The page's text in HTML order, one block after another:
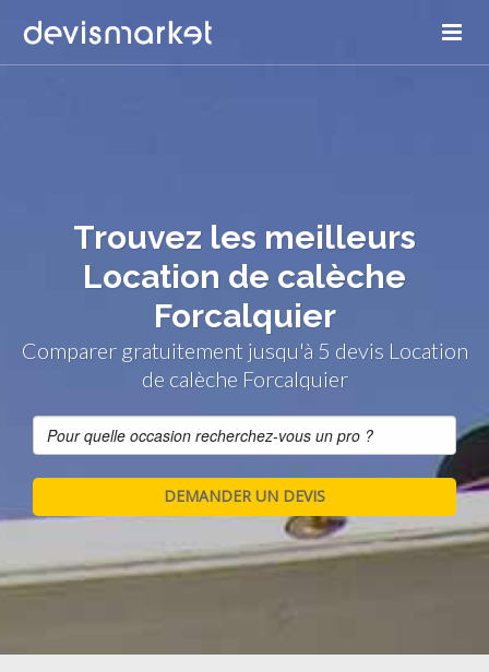
Trouvez les meilleurs
Location de calèche
Forcalquier
Comparer gratuitement jusqu'à 5 devis Location
de calèche Forcalquier